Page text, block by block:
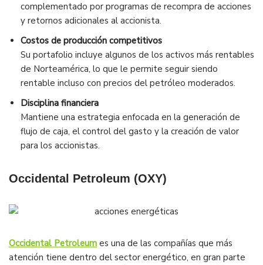
complementado por programas de recompra de acciones
y retornos adicionales al accionista.
Costos de producción competitivos
Su portafolio incluye algunos de los activos más rentables
de Norteamérica, lo que le permite seguir siendo
rentable incluso con precios del petróleo moderados.
Disciplina financiera
Mantiene una estrategia enfocada en la generación de
flujo de caja, el control del gasto y la creación de valor
para los accionistas.
Occidental Petroleum (OXY)
Occidental Petroleum es una de las compañías que más
atención tiene dentro del sector energético, en gran parte